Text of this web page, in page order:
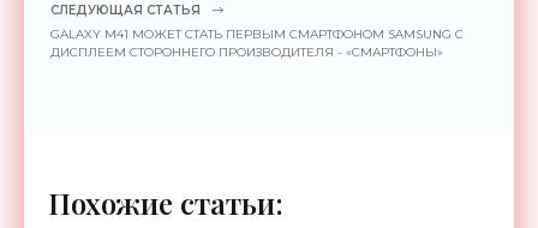
СЛЕДУЮЩАЯ СТАТЬЯ
GALAXY M41 МОЖЕТ СТАТЬ ПЕРВЫМ СМАРТФОНОМ SAMSUNG С
ДИСПЛЕЕМ СТОРОННЕГО ПРОИЗВОДИТЕЛЯ - «СМАРТФОНЫ»
Похожие статьи: